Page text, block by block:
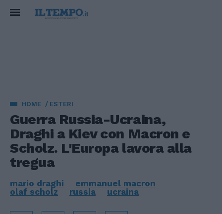
HOME ESTERI
Guerra Russia-Ucraina,
Draghi a Kiev con Macron e
Scholz. L'Europa lavora alla
tregua
mario draghi
emmanuel macron
olaf scholz
russia ucraina